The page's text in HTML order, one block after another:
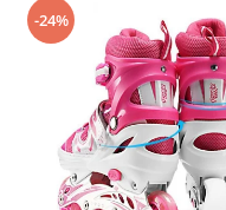
-24%